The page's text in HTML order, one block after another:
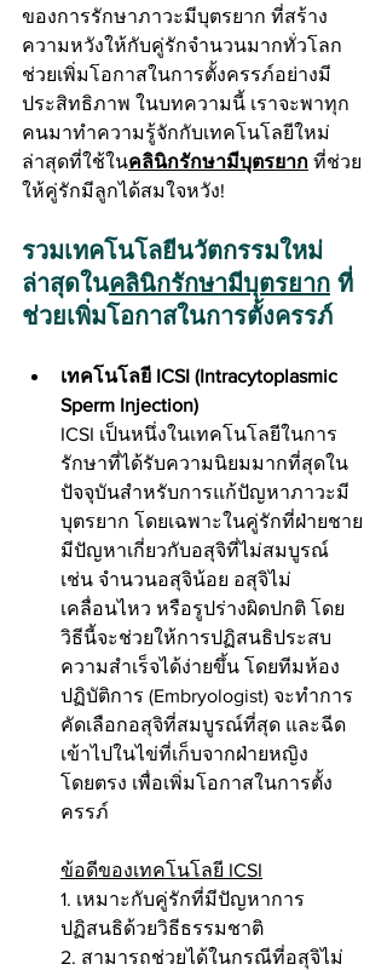
ของการรักษาภาวะมีบุตรยาก ที่สร้าง
ความหวังให้กับคู่รักจำนวนมากทั่วโลก
ช่วยเพิ่มโอกาสในการตั้งครรภ์อย่างมี
ประสิทธิภาพ ในบทความนี้ เราจะพาทุก
คนมาทำความรู้จักกับเทคโนโลยีใหม่
ล่าสุดที่ใช้ในคลินิกรักษามีบุตรยาก ที่ช่วย
ให้คู่รักมีลูกได้สมใจหวัง!
รวมเทคโนโลยีนวัตกรรมใหม่
ล่าสุดในคลินิกรักษามีบุตรยาก ที่
ช่วยเพิ่มโอกาสในการตั้งครรภ์
เทคโนโลยี ICSI (Intracytoplasmic
Sperm Injection)
ICSI เป็นหนึ่งในเทคโนโลยีในการ
รักษาที่ได้รับความนิยมมากที่สุดใน
ปัจจุบันสำหรับการแก้ปัญหาภาวะมี
บุตรยาก โดยเฉพาะในคู่รักที่ฝ่ายชาย
มีปัญหาเกี่ยวกับอสุจิที่ไม่สมบูรณ์
เช่น จำนวนอสุจิน้อย อสุจิไม่
เคลื่อนไหว หรือรูปร่างผิดปกติ โดย
วิธีนี้จะช่วยให้การปฏิสนธิประสบ
ความสำเร็จได้ง่ายขึ้น โดยทีมห้อง
ปฏิบัติการ (Embryologist) จะทำการ
คัดเลือกอสุจิที่สมบูรณ์ที่สุด และฉีด
เข้าไปในไข่ที่เก็บจากฝ่ายหญิง
โดยตรง เพื่อเพิ่มโอกาสในการตั้ง
ครรภ์
ข้อดีของเทคโนโลยี ICSI
1. เหมาะกับคู่รักที่มีปัญหาการ
ปฏิสนธิด้วยวิธีธรรมชาติ
2. สามารถช่วยได้ในกรณีที่อสุจิไม่